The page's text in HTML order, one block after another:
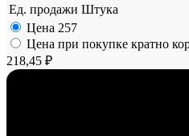
Ед. продажи Штука
Цена 257
Цена при покупке кратно
218,45 ₽